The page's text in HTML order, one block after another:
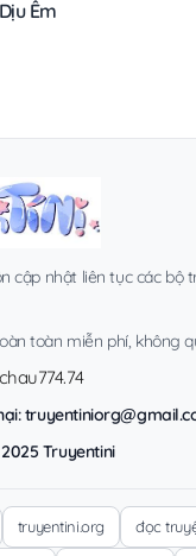
Êm
cập nhật liên tục các bộ
toàn miễn phí, không
Truyentini
truyentini.org đọc